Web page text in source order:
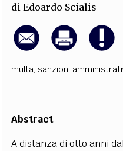
diEdoardo Scialis
multa,sanzioni
Abstract
A distanza di otto anni